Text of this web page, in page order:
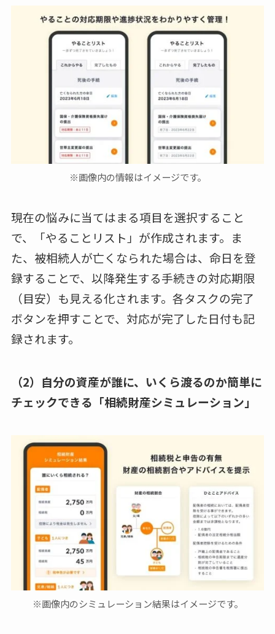
※画像内の情報はイメージです。
現在の悩みに当てはまる項目を選択すること
で、「やることリスト」が作成されます。ま
た、被相続人が亡くなられた場合は、命日を登
録することで、以降発生する手続きの対応期限
（目安）も見える化されます。各タスクの完了
ボタンを押すことで、対応が完了した日付も記
録されます。
（2）自分の資産が誰に、いくら渡るのか簡単に
チェックできる「相続財産シミュレーション」
※画像内のシミュレーション結果はイメージです。